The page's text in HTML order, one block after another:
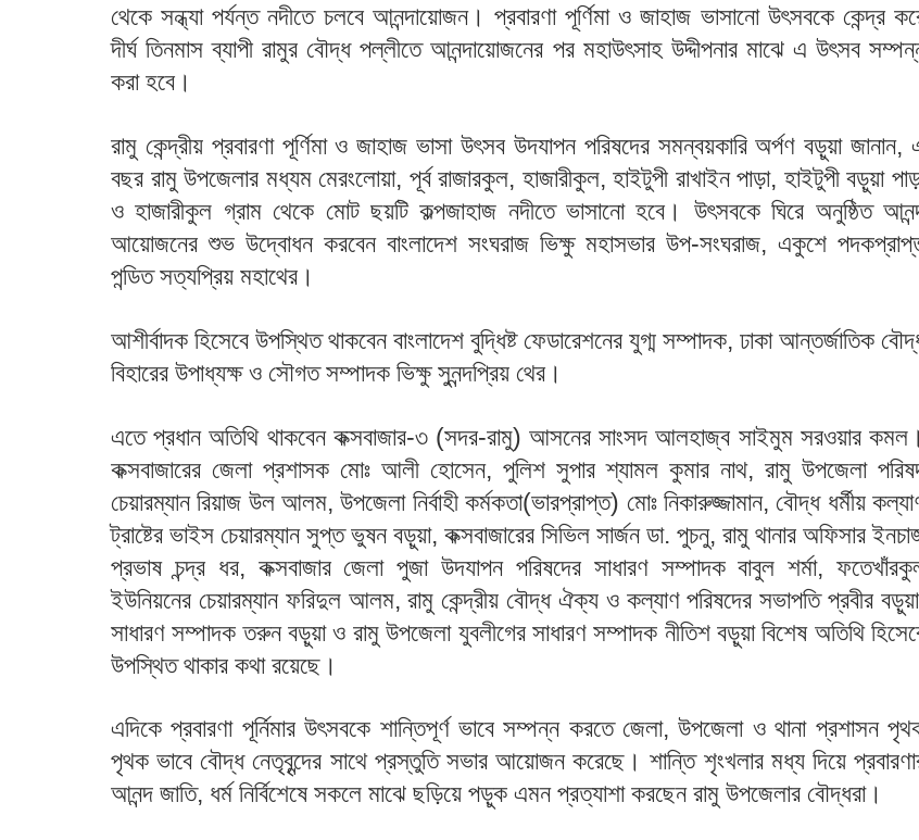
থেকে সন্ধ্যা পর্যন্ত নদীতে চলবে আনন্দায়োজন। প্রবারণা পূর্ণিমা ও জাহাজ ভাসানো উৎসবকে কেন্দ্র
দীর্ঘ তিনমাস ব্যাপী রামুর বৌদ্ধ পল্লীতে আনন্দায়োজনের পর মহাউৎসাহ উদ্দীপনার মাঝে এ উৎসব
করা হবে।
রামু কেন্দ্রীয় প্রবারণা পূর্ণিমা ও জাহাজ ভাসা উৎসব উদযাপন পরিষদের সমন্বয়কারি অর্পণ বড়ুয়া জানান,
বছর রামু উপজেলার মধ্যম মেরংলোয়া, পূর্ব রাজারকুল, হাজারীকুল, হাইটুপী রাখাইন পাড়া, হাইটুপী বড়ুয়া
ও হাজারীকুল গ্রাম থেকে মোট ছয়টি কল্পজাহাজ নদীতে ভাসানো হবে। উৎসবকে ঘিরে অনুষ্ঠিত
আয়োজনের শুভ উদ্বোধন করবেন বাংলাদেশ সংঘরাজ ভিক্ষু মহাসভার উপ-সংঘরাজ, একুশে
পন্ডিত সত্যপ্রিয় মহাথের।
আশীর্বাদক হিসেবে উপস্থিত থাকবেন বাংলাদেশ বুদ্ধিষ্ট ফেডারেশনের যুগ্ম সম্পাদক, ঢাকা আন্তর্জাতিক
বিহারের উপাধ্যক্ষ ও সৌগত সম্পাদক ভিক্ষু সুনন্দপ্রিয় থের।
এতে প্রধান অতিথি থাকবেন কক্সবাজার-৩ (সদর-রামু) আসনের সাংসদ আলহাজ্ব সাইমুম সরওয়ার কমল।
কক্সবাজারের জেলা প্রশাসক মোঃ আলী হোসেন, পুলিশ সুপার শ্যামল কুমার নাথ, রামু উপজেলা
চেয়ারম্যান রিয়াজ উল আলম, উপজেলা নির্বাহী কর্মকতা(ভারপ্রাপ্ত) মোঃ নিকারুজ্জামান, বৌদ্ধ ধর্মীয়
ট্রাষ্টের ভাইস চেয়ারম্যান সুপ্ত ভুষন বড়ুয়া, কক্সবাজারের সিভিল সার্জন ডা. পুচনু, রামু থানার অফিসার
প্রভাষ চন্দ্র ধর, কক্সবাজার জেলা পুজা উদযাপন পরিষদের সাধারণ সম্পাদক বাবুল শর্মা,
ইউনিয়নের চেয়ারম্যান ফরিদুল আলম, রামু কেন্দ্রীয় বৌদ্ধ ঐক্য ও কল্যাণ পরিষদের সভাপতি প্রবীর
সাধারণ সম্পাদক তরুন বড়ুয়া ও রামু উপজেলা যুবলীগের সাধারণ সম্পাদক নীতিশ বড়ুয়া বিশেষ অতিথি
উপস্থিত থাকার কথা রয়েছে।
এদিকে প্রবারণা পূর্নিমার উৎসবকে শান্তিপূর্ণ ভাবে সম্পন্ন করতে জেলা, উপজেলা ও থানা প্রশাসন
পৃথক ভাবে বৌদ্ধ নেতৃবৃন্দের সাথে প্রস্তুতি সভার আয়োজন করেছে। শান্তি শৃংখলার মধ্য দিয়ে
আনন্দ জাতি, ধর্ম নির্বিশেষে সকলে মাঝে ছড়িয়ে পড়ুক এমন প্রত্যাশা করছেন রামু উপজেলার বৌদ্ধরা।